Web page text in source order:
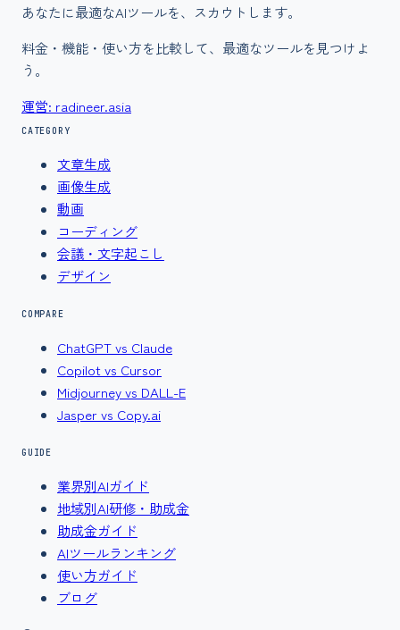
あなたに最適なAIツールを、スカウトします。
料金・機能・使い方を比較して、最適なツールを見つけよ
う。
運営: radineer.asia
CATEGORY
文章生成
画像生成
動画
コーディング
会議・文字起こし
デザイン
COMPARE
ChatGPT vs Claude
Copilot vs Cursor
Midjourney vs DALL-E
Jasper vs Copy.ai
GUIDE
業界別AIガイド
地域別AI研修・助成金
助成金ガイド
AIツールランキング
使い方ガイド
ブログ